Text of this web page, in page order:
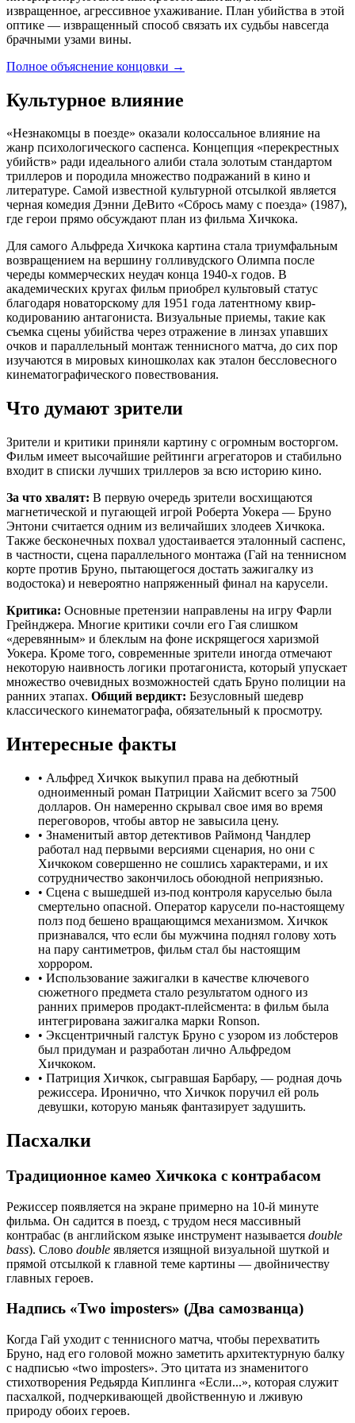
извращенное, агрессивное ухаживание. План убийства в этой
оптике — извращенный способ связать их судьбы навсегда
брачными узами вины.
Полное объяснение концовки →
Культурное влияние
«Незнакомцы в поезде» оказали колоссальное влияние на
жанр психологического саспенса. Концепция «перекрестных
убийств» ради идеального алиби стала золотым стандартом
триллеров и породила множество подражаний в кино и
литературе. Самой известной культурной отсылкой является
черная комедия Дэнни ДеВито «Сбрось маму с поезда» (1987),
где герои прямо обсуждают план из фильма Хичкока.
Для самого Альфреда Хичкока картина стала триумфальным
возвращением на вершину голливудского Олимпа после
череды коммерческих неудач конца 1940-х годов. В
академических кругах фильм приобрел культовый статус
благодаря новаторскому для 1951 года латентному квир-
кодированию антагониста. Визуальные приемы, такие как
съемка сцены убийства через отражение в линзах упавших
очков и параллельный монтаж теннисного матча, до сих пор
изучаются в мировых киношколах как эталон бессловесного
кинематографического повествования.
Что думают зрители
Зрители и критики приняли картину с огромным восторгом.
Фильм имеет высочайшие рейтинги агрегаторов и стабильно
входит в списки лучших триллеров за всю историю кино.
За что хвалят: В первую очередь зрители восхищаются
магнетической и пугающей игрой Роберта Уокера — Бруно
Энтони считается одним из величайших злодеев Хичкока.
Также бесконечных похвал удостаивается эталонный саспенс,
в частности, сцена параллельного монтажа (Гай на теннисном
корте против Бруно, пытающегося достать зажигалку из
водостока) и невероятно напряженный финал на карусели.
Критика: Основные претензии направлены на игру Фарли
Грейнджера. Многие критики сочли его Гая слишком
«деревянным» и блеклым на фоне искрящегося харизмой
Уокера. Кроме того, современные зрители иногда отмечают
некоторую наивность логики протагониста, который упускает
множество очевидных возможностей сдать Бруно полиции на
ранних этапах. Общий вердикт: Безусловный шедевр
классического кинематографа, обязательный к просмотру.
Интересные факты
• Альфред Хичкок выкупил права на дебютный
одноименный роман Патриции Хайсмит всего за 7500
долларов. Он намеренно скрывал свое имя во время
переговоров, чтобы автор не завысила цену.
• Знаменитый автор детективов Раймонд Чандлер
работал над первыми версиями сценария, но они с
Хичкоком совершенно не сошлись характерами, и их
сотрудничество закончилось обоюдной неприязнью.
• Сцена с вышедшей из-под контроля каруселью была
смертельно опасной. Оператор карусели по-настоящему
полз под бешено вращающимся механизмом. Хичкок
признавался, что если бы мужчина поднял голову хоть
на пару сантиметров, фильм стал бы настоящим
хоррором.
• Использование зажигалки в качестве ключевого
сюжетного предмета стало результатом одного из
ранних примеров продакт-плейсмента: в фильм была
интегрирована зажигалка марки Ronson.
• Эксцентричный галстук Бруно с узором из лобстеров
был придуман и разработан лично Альфредом
Хичкоком.
• Патриция Хичкок, сыгравшая Барбару, — родная дочь
режиссера. Иронично, что Хичкок поручил ей роль
девушки, которую маньяк фантазирует задушить.
Пасхалки
Традиционное камео Хичкока с контрабасом
Режиссер появляется на экране примерно на 10-й минуте
фильма. Он садится в поезд, с трудом неся массивный
контрабас (в английском языке инструмент называется double
bass). Слово double является изящной визуальной шуткой и
прямой отсылкой к главной теме картины — двойничеству
главных героев.
Надпись «Two imposters» (Два самозванца)
Когда Гай уходит с теннисного матча, чтобы перехватить
Бруно, над его головой можно заметить архитектурную балку
с надписью «two imposters». Это цитата из знаменитого
стихотворения Редьярда Киплинга «Если...», которая служит
пасхалкой, подчеркивающей двойственную и лживую
природу обоих героев.